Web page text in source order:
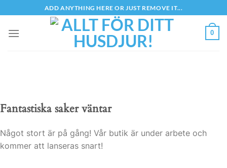
to
content
ADD ANYTHING HERE OR JUST REMOVE IT...
0
Fantastiska saker väntar
Något stort är på gång! Vår butik är under arbete och
kommer att lanseras snart!